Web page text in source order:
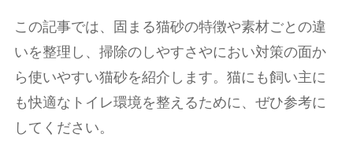
この記事では、固まる猫砂の特徴や素材ごとの違
いを整理し、掃除のしやすさやにおい対策の面か
ら使いやすい猫砂を紹介します。猫にも飼い主に
も快適なトイレ環境を整えるために、ぜひ参考に
してください。